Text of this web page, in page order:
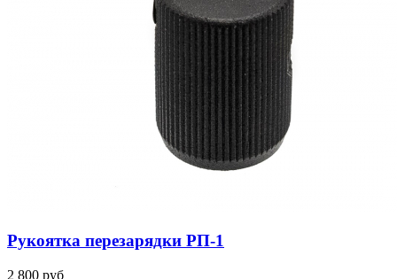
Рукоятка перезарядки РП-1
2 800 руб